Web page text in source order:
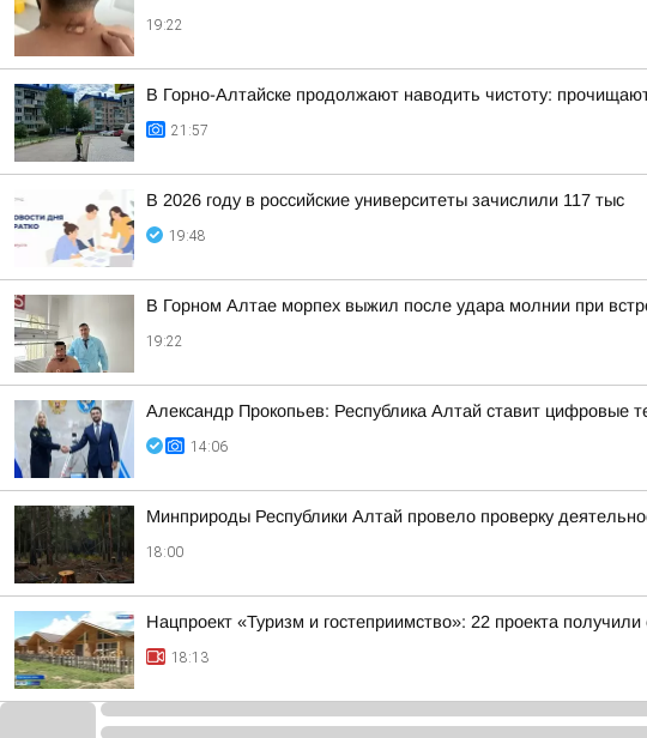
19:22
В Горно-Алтайске продолжают наводить чистоту:
21:57
В 2026 году в российские университеты зачислили 117 тыс
19:48
В Горном Алтае морпех выжил после удара молнии при
19:22
Александр Прокопьев: Республика Алтай ставит цифровые
14:06
Минприроды Республики Алтай провело проверку
18:00
Нацпроект «Туризм и гостеприимство»: 22 проекта
18:13